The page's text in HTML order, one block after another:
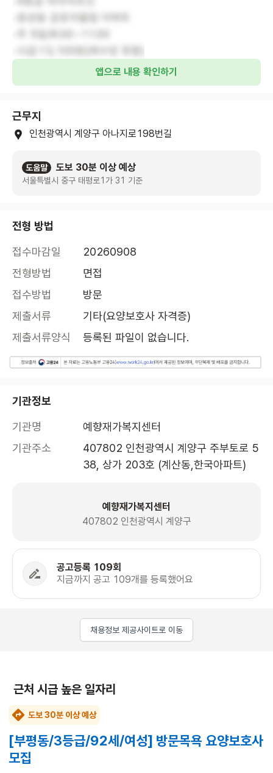
앱으로 내용 확인하기
근무지
인천광역시 계양구 아나지로198번길
도움말 도보 30분 이상 예상
서울특별시 중구 태평로1가 31 기준
전형 방법
접수마감일
20260908
전형방법
면접
접수방법
방문
제출서류
기타(요양보호사 자격증)
제출서류양식
등록된 파일이 없습니다.
기관정보
기관명
예향재가복지센터
기관주소
407802 인천광역시 계양구 주부토로 5
38, 상가 203호 (계산동,한국아파트)
예향재가복지센터
407802 인천광역시 계양구
공고등록 109회
지금까지 공고 109개를 등록했어요
채용정보 제공사이트로 이동
근처 시급 높은 일자리
도보 30분 이상 예상
[부평동/3등급/92세/여성] 방문목욕 요양보호사
모집